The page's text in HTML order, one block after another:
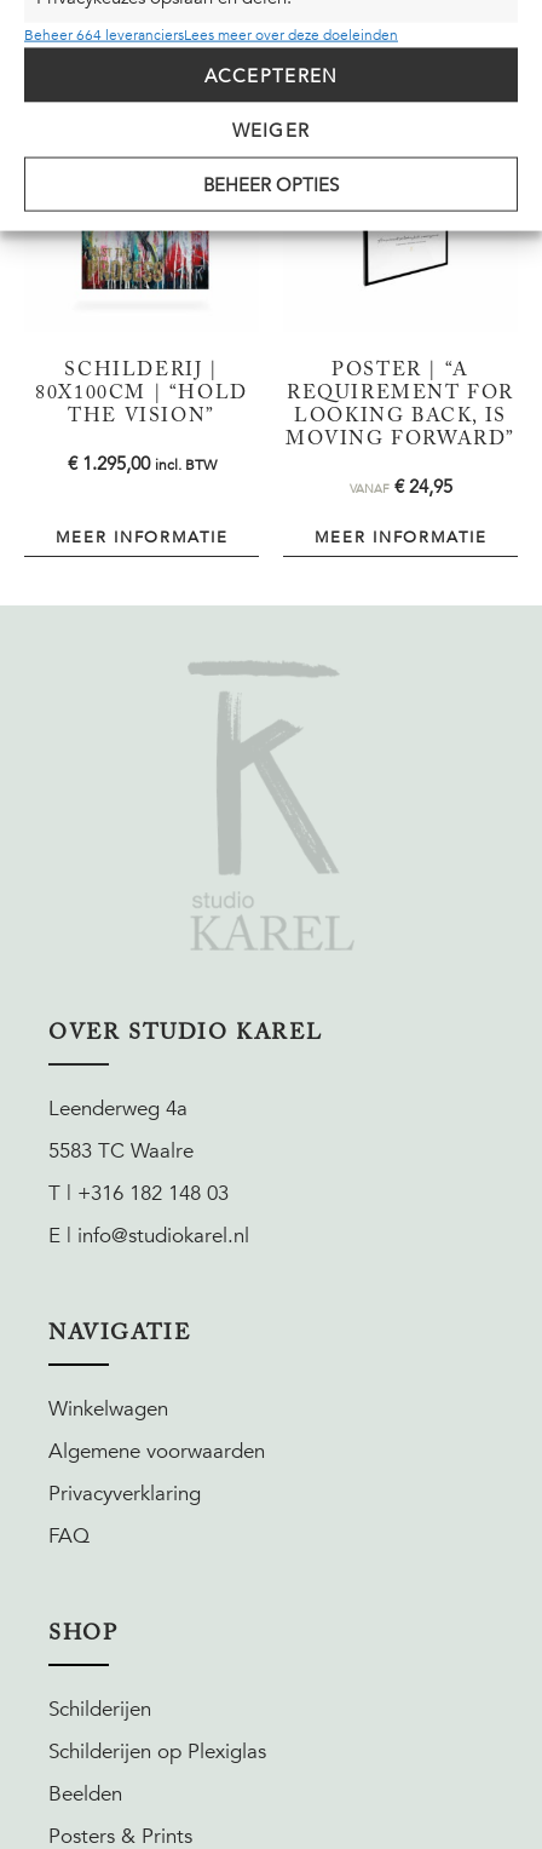
Beheer 664 leveranciersLees meer over deze doeleinden
ACCEPTEREN
WEIGER
BEHEER OPTIES
MEER INFORMATIE MEER INFORMATIE
SCHILDERIJ |
80X100CM | “HOLD
THE VISION”
€1.295,00 incl. BTW
MEER INFORMATIE
POSTER | “A
REQUIREMENT FOR
LOOKING BACK, IS
MOVING FORWARD”
VANAF €24,95
MEER INFORMATIE
OVER STUDIO KAREL
Leenderweg 4a
5583 TC Waalre
T | +316 182 148 03
E | info@studiokarel.nl
NAVIGATIE
Winkelwagen
Algemene voorwaarden
Privacyverklaring
FAQ
SHOP
Schilderijen
Schilderijen op Plexiglas
Beelden
Posters & Prints